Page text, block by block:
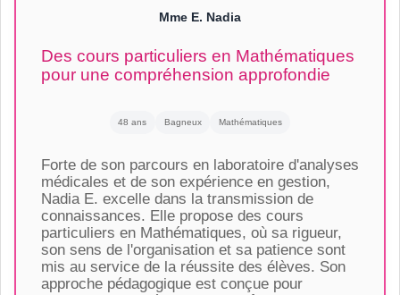
Mme E. Nadia
Des cours particuliers en Mathématiques
pour une compréhension approfondie
48 ans Bagneux Mathématiques
Forte de son parcours en laboratoire d'analyses
médicales et de son expérience en gestion,
Nadia E. excelle dans la transmission de
connaissances. Elle propose des cours
particuliers en Mathématiques, où sa rigueur,
son sens de l'organisation et sa patience sont
mis au service de la réussite des élèves. Son
approche pédagogique est conçue pour